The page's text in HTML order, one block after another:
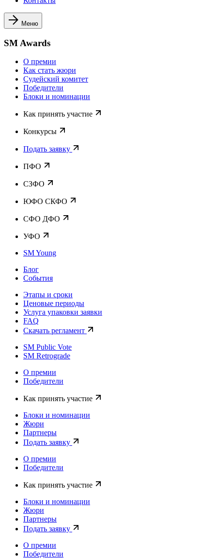
Меню
SM Awards
О премии
Как стать жюри
Судейский комитет
Победители
Блоки и номинации
Как принять участие
Конкурсы
Подать заявку
ПФО
СЗФО
ЮФО СКФО
CФО ДФО
УФО
SM Young
Блог
События
Этапы и сроки
Ценовые периоды
Услуга упаковки заявки
FAQ
Скачать регламент
SM Public Vote
SM Retrograde
О премии
Победители
Как принять участие
Блоки и номинации
Жюри
Партнеры
Подать заявку
О премии
Победители
Как принять участие
Блоки и номинации
Жюри
Партнеры
Подать заявку
О премии
Победители